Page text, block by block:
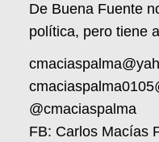
De Buena Fuente
política, pero tiene
@cmaciaspalma
FB: Carlos Macías